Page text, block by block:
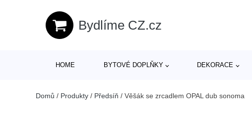
Bydlíme CZ.cz
HOME BYTOVÉ DOPLŇKY DEKORACE
Domů / Produkty / Předsíň / Věšák se zrcadlem OPAL dub sonoma